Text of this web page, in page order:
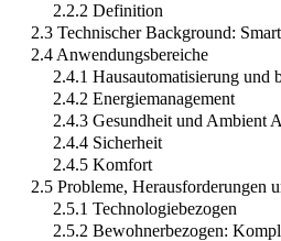
2.2.2 Definition
2.3 Technischer Background:
2.4 Anwendungsbereiche
2.4.1 Hausautomatisierung und
2.4.2 Energiemanagement
2.4.3 Gesundheit und Ambient
2.4.4 Sicherheit
2.4.5 Komfort
2.5 Probleme, Herausforderungen
2.5.1 Technologiebezogen
2.5.2 Bewohnerbezogen: